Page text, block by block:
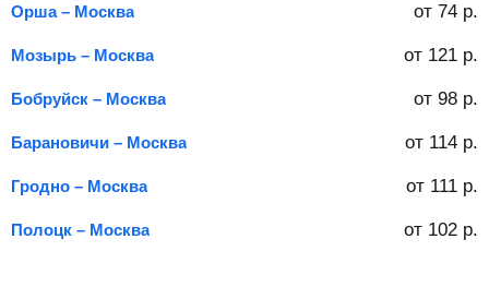
Орша – Москва от 74 р.
Мозырь – Москва от 121 р.
Бобруйск – Москва от 98 р.
Барановичи – Москва от 114 р.
Гродно – Москва от 111 р.
Полоцк – Москва от 102 р.